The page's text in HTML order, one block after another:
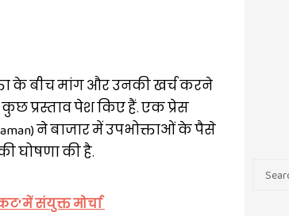
के बीच मांग और उनकी खर्च करने
कुछ प्रस्ताव पेश किए हैं. एक प्रेस
ने बाजार में उपभोक्ताओं के पैसे
घोषणा की है.
में संयुक्त मोर्चा